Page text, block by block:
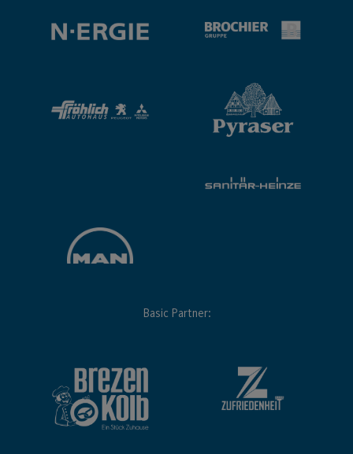
Basic Partner: